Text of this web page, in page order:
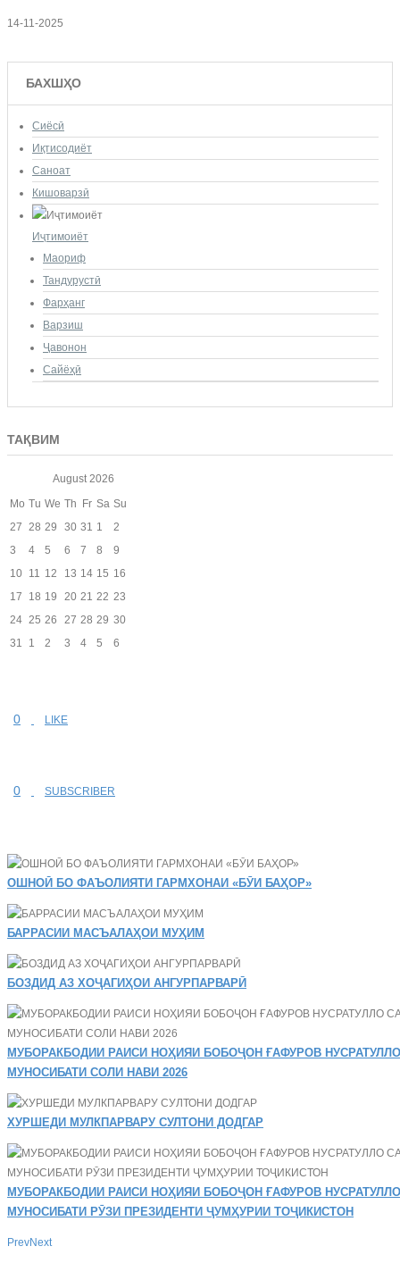
14-11-2025
БАХШҲО
Сиёсӣ
Иқтисодиёт
Саноат
Кишоварзӣ
Иҷтимоиёт
Маориф
Тандурустӣ
Фарҳанг
Варзиш
Ҷавонон
Сайёҳӣ
ТАҚВИМ
August 2026
Mo Tu We Th Fr Sa Su
27 28 29 30 31 1
2
3
4 5 6 7 8
9
10 11 12 13 14 15 16
17
18 19 20 21 22 23
24 25 26 27 28 29 30
31
1 2 3 4 5 6
0 LIKE
0 SUBSCRIBER
ОШНОӢ БО ФАЪОЛИЯТИ ГАРМХОНАИ «БӮИ БАҲОР»
БАРРАСИИ МАСЪАЛАҲОИ МУҲИМ
БОЗДИД АЗ ХОҶАГИҲОИ АНГУРПАРВАРӢ
МУБОРАКБОДИИ РАИСИ НОҲИЯИ БОБОҶОН ҒАФУРОВ
МУНОСИБАТИ СОЛИ НАВИ 2026
ХУРШЕДИ МУЛКПАРВАРУ СУЛТОНИ ДОДГАР
МУБОРАКБОДИИ РАИСИ НОҲИЯИ БОБОҶОН ҒАФУРОВ
МУНОСИБАТИ РӮЗИ ПРЕЗИДЕНТИ ҶУМҲУРИИ ТОҶИКИСТОН
PrevNext